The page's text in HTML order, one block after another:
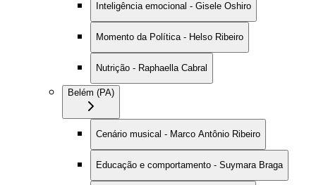
Inteligência emocional - Gisele Oshiro
Momento da Política - Helso Ribeiro
Nutrição - Raphaella Cabral
Belém (PA)
Cenário musical - Marco Antônio Ribeiro
Educação e comportamento - Suymara Braga